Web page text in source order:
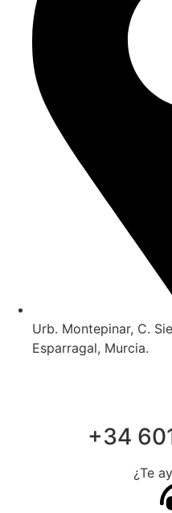
Urb. Montepinar, C.
Esparragal, Murcia.
+34
¿Te